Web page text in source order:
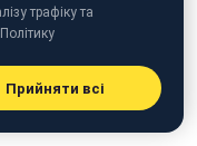
трафіку та
Прийняти всі